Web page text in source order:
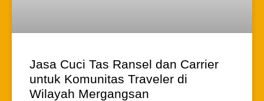
Jasa Cuci Tas Ransel dan Carrier
untuk Komunitas Traveler di
Wilayah Mergangsan